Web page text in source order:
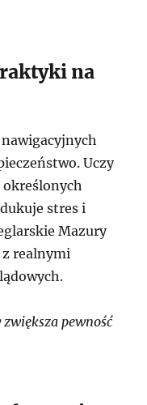
na
Uczy
stres i
Mazury
realnymi
pewność